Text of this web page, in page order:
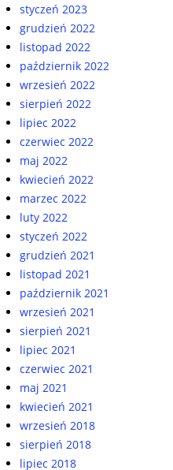
styczeń 2023
grudzień 2022
listopad 2022
październik 2022
wrzesień 2022
sierpień 2022
lipiec 2022
czerwiec 2022
maj 2022
kwiecień 2022
marzec 2022
luty 2022
styczeń 2022
grudzień 2021
listopad 2021
październik 2021
wrzesień 2021
sierpień 2021
lipiec 2021
czerwiec 2021
maj 2021
kwiecień 2021
wrzesień 2018
sierpień 2018
lipiec 2018